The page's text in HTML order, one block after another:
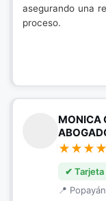
asegurando una
proceso.
MONICA
✔ Tarjeta
📍